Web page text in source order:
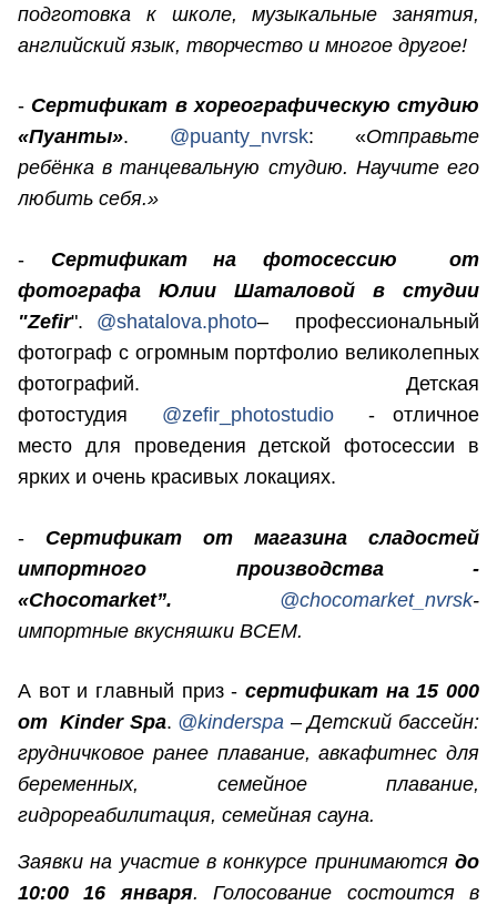
подготовка к школе, музыкальные занятия,
английский язык, творчество и многое другое!
- Сертификат в хореографическую студию
«Пуанты». @puanty_nvrsk: «Отправьте
ребёнка в танцевальную студию. Научите его
любить себя.»
- Сертификат на фотосессию от
фотографа Юлии Шаталовой в студии
"Zefir". @shatalova.photo– профессиональный
фотограф с огромным портфолио великолепных
фотографий. Детская
фотостудия @zefir_photostudio - отличное
место для проведения детской фотосессии в
ярких и очень красивых локациях.
- Сертификат от магазина сладостей
импортного производства -
«Chocomarket”. @chocomarket_nvrsk-
импортные вкусняшки ВСЕМ.
А вот и главный приз - сертификат на 15 000
от Kinder Spa. @kinderspa – Детский бассейн:
грудничковое ранее плавание, авкафитнес для
беременных, семейное плавание,
гидрореабилитация, семейная сауна.
Заявки на участие в конкурсе принимаются до
10:00 16 января. Голосование состоится в